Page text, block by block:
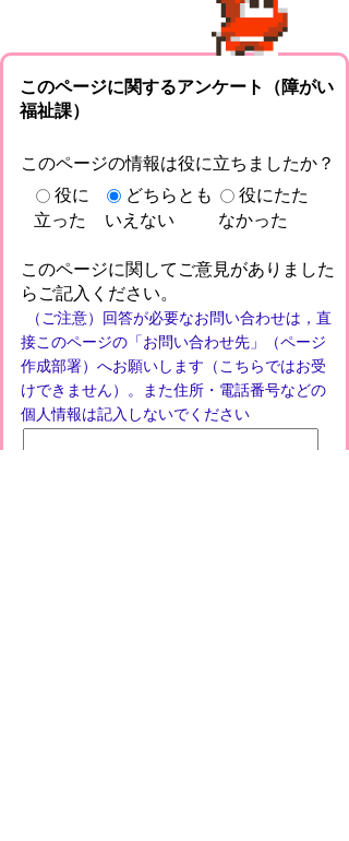
このページに関するアンケート（障がい
福祉課）
このページの情報は役に立ちましたか？
役に
立った
どちらとも
いえない
役にたた
なかった
このページに関してご意見がありました
らご記入ください。
（ご注意）回答が必要なお問い合わせは，直
接このページの「お問い合わせ先」（ページ
作成部署）へお願いします（こちらではお受
けできません）。また住所・電話番号などの
個人情報は記入しないでください